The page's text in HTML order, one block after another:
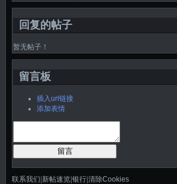
回复的帖子
暂无帖子！
留言板
插入url链接
添加表情
留言
联系我们|新帖速览|银行|清除Cookies